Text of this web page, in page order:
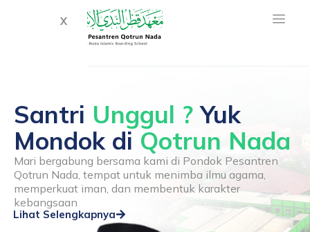
X
Santri Unggul ? Yuk
Mondok di Qotrun Nada
Mari bergabung bersama kami di Pondok Pesantren
Qotrun Nada, tempat untuk menimba ilmu agama,
memperkuat iman, dan membentuk karakter
kebangsaan
Lihat Selengkapnya